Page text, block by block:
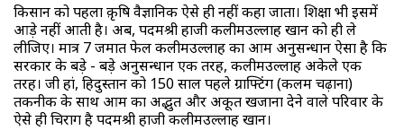
किसान को पहला क़ृषि वैज्ञानिक ऐसे ही नहीं कहा जाता। शिक्षा भी इसमें
आड़े नहीं आती है। अब, पदमश्री हाजी कलीमउल्लाह खान को ही ले
लीजिए। मात्र 7 जमात फेल कलीमउल्लाह का आम अनुसन्धान ऐसा है कि
सरकार के बड़े - बड़े अनुसन्धान एक तरह, कलीमउल्लाह अकेले एक
तरह। जी हां, हिदुस्तान को 150 साल पहले ग्राफ्टिंग (कलम चढ़ाना)
तकनीक के साथ आम का अद्भुत और अकूत खजाना देने वाले परिवार के
ऐसे ही चिराग है पदमश्री हाजी कलीमउल्लाह खान।